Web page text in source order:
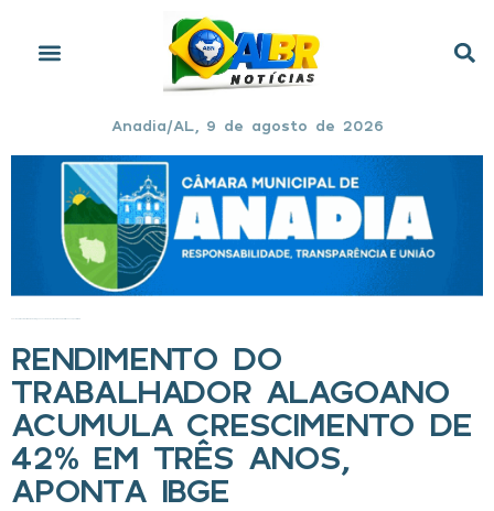
Anadia/AL, 9 de agosto de 2026
RENDIMENTO DO
TRABALHADOR ALAGOANO
ACUMULA CRESCIMENTO DE
42% EM TRÊS ANOS,
APONTA IBGE